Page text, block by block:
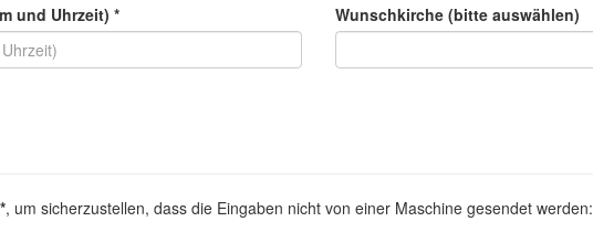
und Uhrzeit) *
Wunschkirche (bitte auswählen)
, um sicherzustellen, dass die Eingaben nicht von einer Maschine gesendet werden: